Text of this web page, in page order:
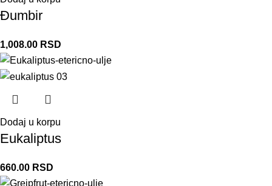
Đumbir
1,008.00 RSD
Dodaj u korpu
Eukaliptus
660.00 RSD